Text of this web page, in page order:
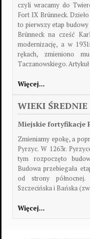
czyli wracamy do
Fort IX Brünneck.
to pierwszy etap
Brünneck na cześć
modernizację, a w
rękach, zmieniono
Taczanowskiego.
Więcej…
WIEKI ŚREDNIE
Miejskie fortyfikacje
Zmieniamy epokę, a
Pyrzyc. W 1263r.
tym rozpoczęto
Budowa przebiegała
od strony
Szczecińska i Bańska
Więcej…